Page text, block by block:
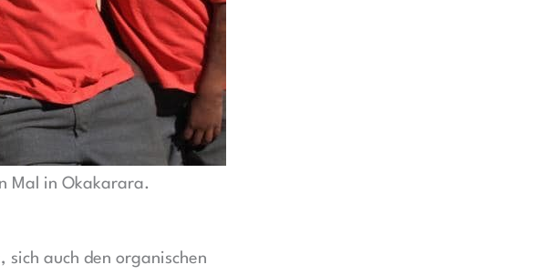
Mal in Okakarara.
auch den organischen